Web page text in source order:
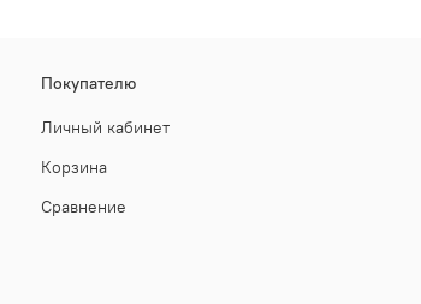
Покупателю
Личный кабинет
Корзина
Сравнение